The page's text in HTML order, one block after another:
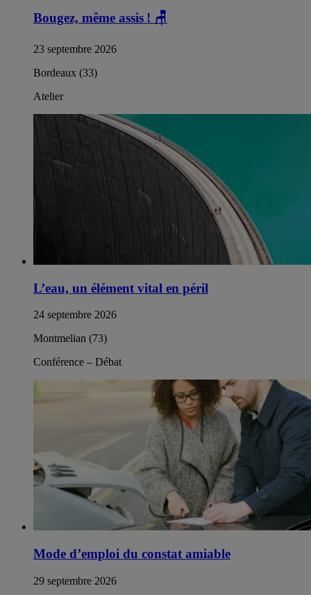
Bougez, même assis ! 🪑
23 septembre 2026
Bordeaux (33)
Atelier
L’eau, un élément vital en péril
24 septembre 2026
Montmelian (73)
Conférence – Débat
Mode d’emploi du constat amiable
29 septembre 2026